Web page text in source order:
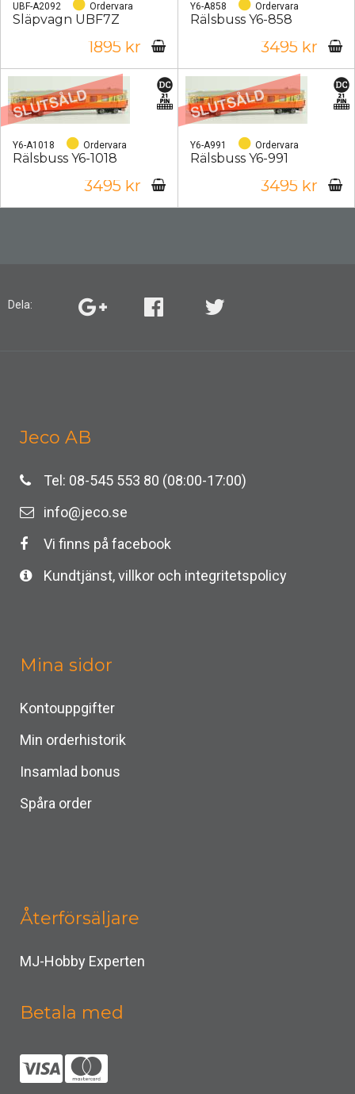
UBF-A2092 Ordervara
Släpvagn UBF7Z
1895 kr
Y6-A858 Ordervara
Rälsbuss Y6-858
3495 kr
Y6-A1018 Ordervara
Rälsbuss Y6-1018
3495 kr
Y6-A991 Ordervara
Rälsbuss Y6-991
3495 kr
Dela:
Jeco AB
Tel: 08-545 553 80 (08:00-17:00)
info@jeco.se
Vi finns på facebook
Kundtjänst, villkor och integritetspolicy
Mina sidor
Kontouppgifter
Min orderhistorik
Insamlad bonus
Spåra order
Återförsäljare
MJ-Hobby Experten
Betala med